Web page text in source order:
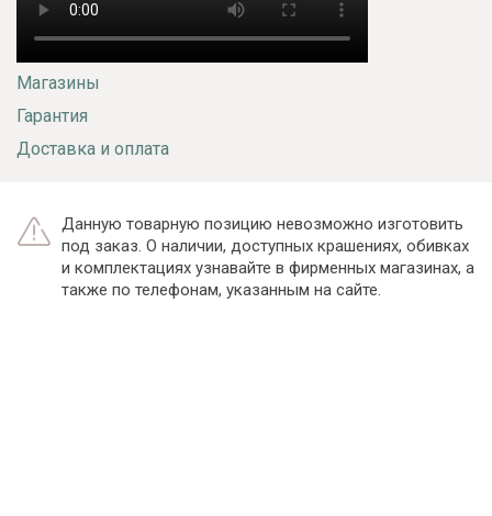
Магазины
Гарантия
Доставка и оплата
Данную товарную позицию невозможно изготовить
под заказ. О наличии, доступных крашениях, обивках
и комплектациях узнавайте в фирменных магазинах, а
также по телефонам, указанным на сайте.